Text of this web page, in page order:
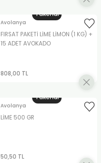
Tükendi
Avolanya
FIRSAT PAKETİ LİME LİMON (1 KG) +
15 ADET AVOKADO
808,00 TL
Tükendi
Avolanya
LİME 500 GR
50,50 TL